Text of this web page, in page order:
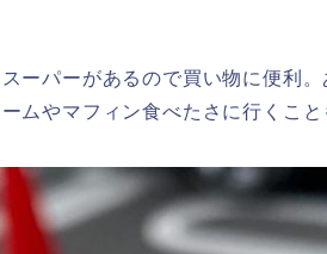
ーパーがあるので買い物に便利
ムやマフィン食べたさに行くこと